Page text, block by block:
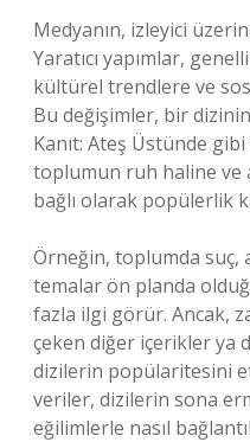
Medyanın, izleyici
Yaratıcı yapımlar,
kültürel trendlere ve
Bu değişimler, bir
Kanıt: Ateş Üstünde
toplumun ruh haline ve
bağlı olarak popülerlik
Örneğin, toplumda suç,
temalar ön planda
fazla ilgi görür. Ancak,
çeken diğer içerikler ya
dizilerin popülaritesini
veriler, dizilerin sona
eğilimlerle nasıl